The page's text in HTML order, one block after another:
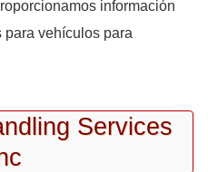
información
vehículos para
Services